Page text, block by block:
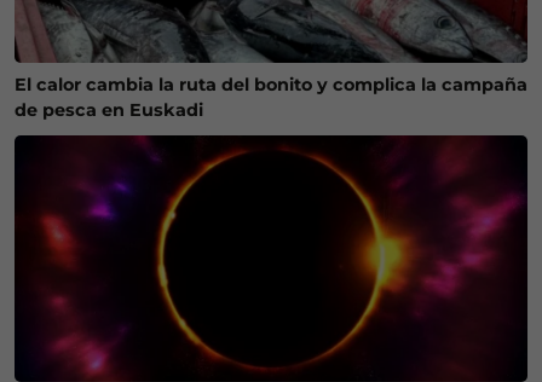
El calor cambia la ruta del bonito y complica la campaña
de pesca en Euskadi